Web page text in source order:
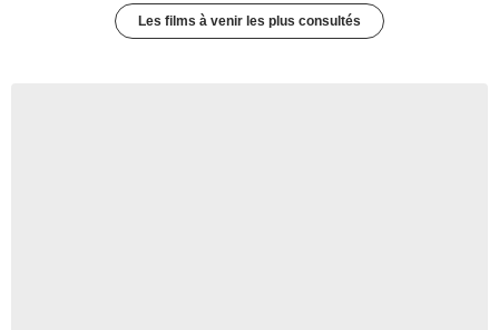
Les films à venir les plus consultés